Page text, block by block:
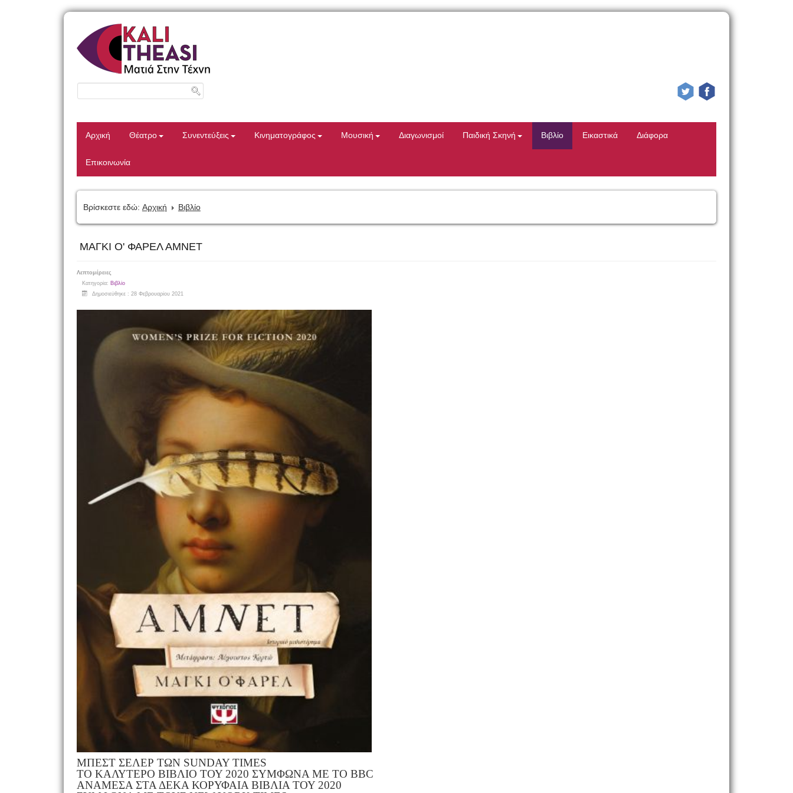
Αρχική Θέατρο Συνεντεύξεις Κινηματογράφος Μουσική Διαγωνισμοί Παιδική Σκηνή Βιβλίο Εικαστικά Διάφορα
Επικοινωνία
Βρίσκεστε εδώ: Αρχική Βιβλίο
ΜΑΓΚΙ Ο' ΦΑΡΕΛ ΑΜΝΕΤ
Λεπτομέρειες
Κατηγορία: Βιβλίο
Δημοσιεύθηκε : 28 Φεβρουαρίου 2021
ΜΠΕΣΤ ΣΕΛΕΡ ΤΩΝ SUNDAY TIMES
ΤΟ ΚΑΛΥΤΕΡΟ ΒΙΒΛΙΟ ΤΟΥ 2020 ΣΥΜΦΩΝΑ ΜΕ ΤΟ BBC
ΑΝΑΜΕΣΑ ΣΤΑ ΔΕΚΑ ΚΟΡΥΦΑΙΑ ΒΙΒΛΙΑ ΤΟΥ 2020